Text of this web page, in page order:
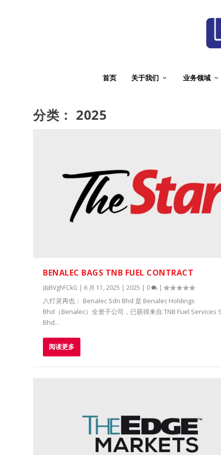
首页 关于我们 业务领域
分类： 2025
BENALEC BAGS TNB FUEL CONTRACT
由BVghFCkG | 6 月 11, 2025 |2025 | 0 |
八打灵再也： Benalec Sdn Bhd 是 Benalec Holdings
Bhd（Benalec）全资子公司，已获得来自 TNB Fuel Services
Bhd...
阅读更多